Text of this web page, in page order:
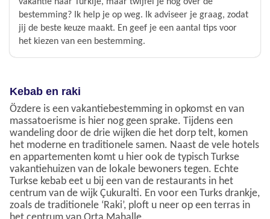
bestemming? Ik help je op weg. Ik adviseer je graag, zodat
jij de beste keuze maakt. En geef je een aantal tips voor
het kiezen van een bestemming.
Kebab en raki
Özdere is een vakantiebestemming in opkomst en van
massatoerisme is hier nog geen sprake. Tijdens een
wandeling door de drie wijken die het dorp telt, komen
het moderne en traditionele samen. Naast de vele hotels
en appartementen komt u hier ook de typisch Turkse
vakantiehuizen van de lokale bewoners tegen. Echte
Turkse kebab eet u bij een van de restaurants in het
centrum van de wijk Çukuralti. En voor een Turks drankje,
zoals de traditionele ‘Raki’, ploft u neer op een terras in